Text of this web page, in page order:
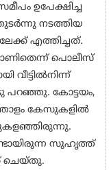
ഉപേക്ഷിച്ച
നടത്തിയ
എത്തിച്ചത്.
പൊലീസ്
കോട്ടയം,
കേസുകളിൽ
സുഹൃത്ത്
ചെയ്തു.